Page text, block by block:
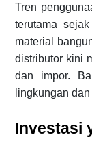
Tren
terutama
material
distributor kini
dan impor.
lingkungan
Investasi